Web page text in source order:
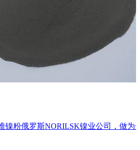
镍粉俄罗斯NORILSK镍业公司，做为